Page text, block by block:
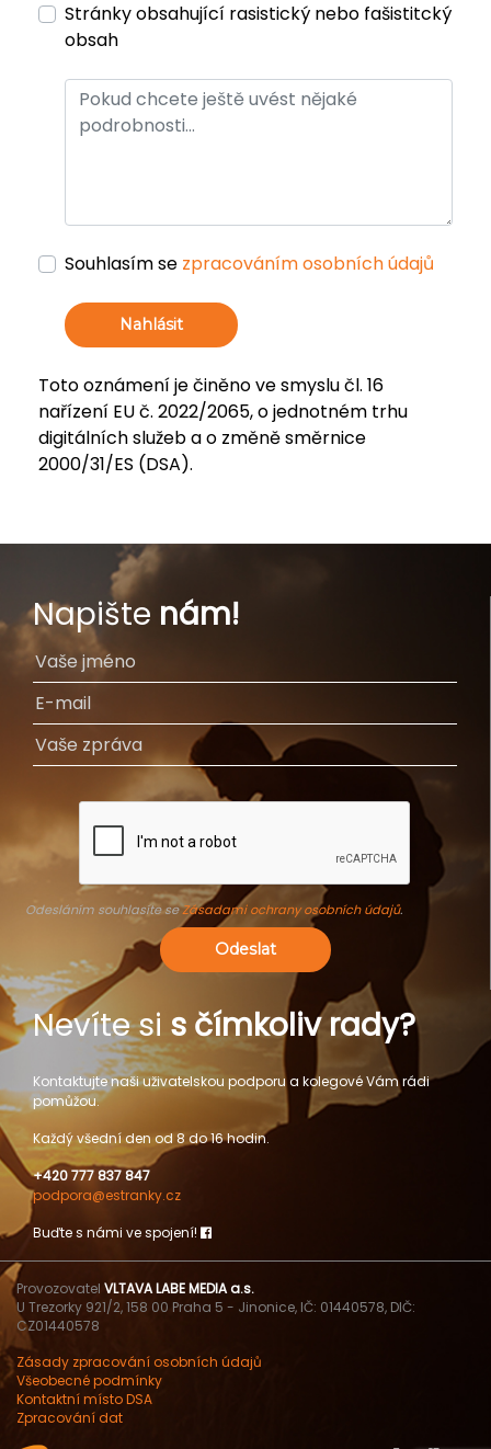
Stránky obsahující rasistický nebo fašistitcký
obsah
Souhlasím se zpracováním osobních údajů
Nahlásit
Toto oznámení je činěno ve smyslu čl. 16
nařízení EU č. 2022/2065, o jednotném trhu
digitálních služeb a o změně směrnice
2000/31/ES (DSA).
Napište nám!
Odesláním souhlasíte seZásadami ochrany osobních údajů.
Odeslat
Nevíte si s čímkoliv rady?
Kontaktujte naši uživatelskou podporu a kolegové Vám rádi
pomůžou.
Každý všední den od 8 do 16 hodin.
+420 777 837 847
podpora@estranky.cz
Buďte s námi ve spojení!
Provozovatel VLTAVA LABE MEDIA a.s.
U Trezorky 921/2, 158 00 Praha 5 - Jinonice, IČ: 01440578, DIČ:
CZ01440578
Zásady zpracování osobních údajů
Všeobecné podmínky
Kontaktní místo DSA
Zpracování dat